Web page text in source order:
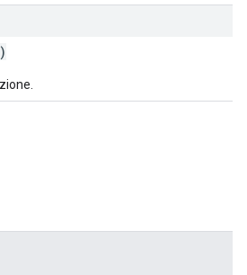
)